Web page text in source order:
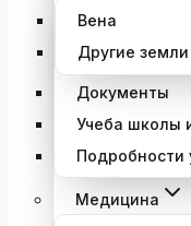
Вена
Другие земли
Документы
Учеба школы
Подробности
Медицина